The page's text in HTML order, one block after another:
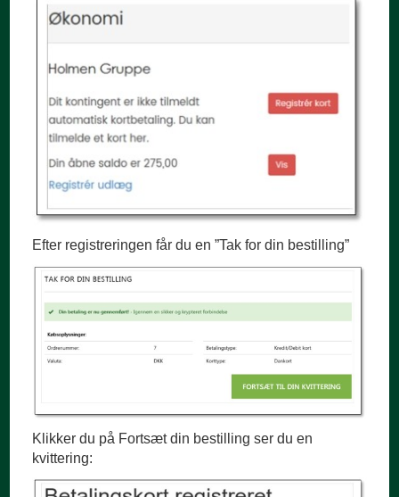
Efter registreringen får du en ”Tak for din bestilling”
Klikker du på Fortsæt din bestilling ser du en
kvittering: